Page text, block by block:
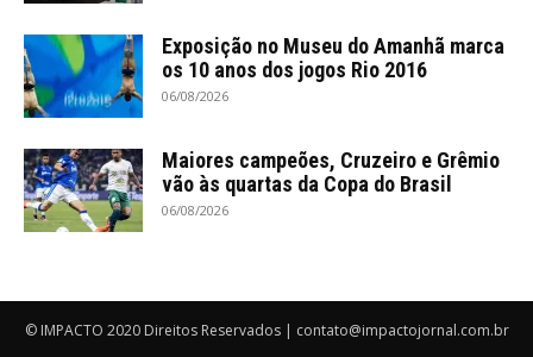
Exposição no Museu do Amanhã marca
os 10 anos dos jogos Rio 2016
06/08/2026
Maiores campeões, Cruzeiro e Grêmio
vão às quartas da Copa do Brasil
06/08/2026
© IMPACTO 2020 Direitos Reservados | contato@impactojornal.com.br